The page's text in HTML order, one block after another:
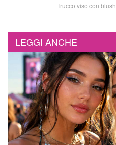
Trucco viso con
LEGGI ANCHE